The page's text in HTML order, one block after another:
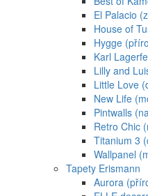
El Palacio
House of
Hygge
Karl
Lilly and
Little Love
New Life
Pintwalls
Retro Chic
Titanium 3
Wallpanel
Tapety Erismann
Aurora